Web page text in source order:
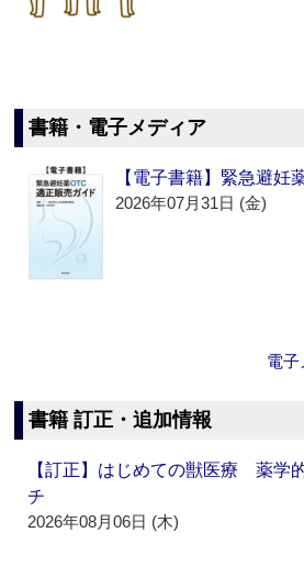
書籍・電子メディア
【電子書籍】緊急避妊
2026年07月31日 (金)
電子
書籍 訂正・追加情報
【訂正】はじめての獣医療 薬学
チ
2026年08月06日 (木)